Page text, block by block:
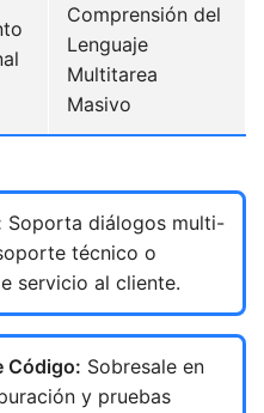
Comprensión del
Lenguaje
Multitarea
Masivo
Soporta diálogos multi-
técnico o
servicio al cliente.
Código: Sobresale en
y pruebas